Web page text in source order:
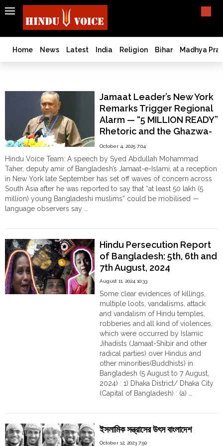
SEARCH
India
Bangladesh
West
Jihad
Ghar
Wapsi
Politics
Hindu
Temples
Home News Latest India Religion Bihar Madhya
Jamaat Leader’s New York
Remarks Trigger Regional
Alarm — “5 MILLION READY”
Rhetoric and the Ghazwa-
e-Hind Reference Raise
Security, Diplomatic
Concerns
October 4, 2025 7:04
Hindu Voice Team: A speech by Syed Abdullah Mohammad
Taher, deputy amir of Bangladesh’s Jamaat-e-Islami, at a reception
in New York late September has set off waves of concern across
South Asia after he was reported to say that “at least 50 lakh (5
million) young Bangladeshi muslims” could be mobilised —
language observers say …
New
York
Remarks
Trigger
Regional
Alarm
Diplomatic
Concerns"
Hindu Persecution Report
of Bangladesh: 5th, 6th and
7th August, 2024
August 11, 2024 10:33
Some clear evidences of killings,
multiple loots, vandalisms, attack
and vandalism of Hindu temples,
robberies and all kind of violences,
which were occurred by Islamic
Jihadists (Jamaat-Shibir and other
radical parties) over Hindus and
other minorities(Buddhists) in
Bangladesh (5 August to 7 August,
2024) : 1) Dhaka District/ Dhaka City
(Capital of Bangladesh) : (a) …
of
ইসলামিক সন্ত্রাসের উৎস বাংলাদেশ
October 12, 2023 7:50